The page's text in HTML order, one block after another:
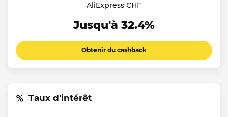
AliExpress СНГ
Jusqu'à 32.4%
Obtenir du cashback
Taux d'intérêt